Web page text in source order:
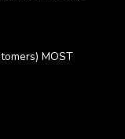
MOST